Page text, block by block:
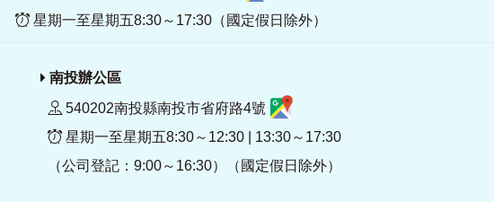
星期一至星期五8:30～17:30（國定假日除外）
南投辦公區
540202南投縣南投市省府路4號
星期一至星期五8:30～12:30 | 13:30～17:30
（公司登記：9:00～16:30）（國定假日除外）